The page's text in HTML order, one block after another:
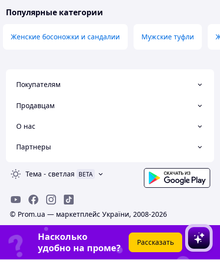
Популярные категории
Женские босоножки и сандалии Мужские туфли
Покупателям
Продавцам
О нас
Партнеры
Тема - светлая BETA
© Prom.ua — маркетплейс України, 2008-2026
Насколько
удобно на проме?
Рассказать